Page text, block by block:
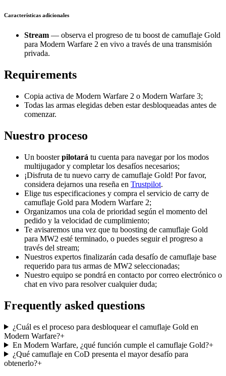
Características adicionales
Stream — observa el progreso de tu boost de camuflaje Gold
para Modern Warfare 2 en vivo a través de una transmisión
privada.
Requirements
Copia activa de Modern Warfare 2 o Modern Warfare 3;
Todas las armas elegidas deben estar desbloqueadas antes de
comenzar.
Nuestro proceso
Un boosterpilotará tu cuenta para navegar por los modos
multijugador y completar los desafíos necesarios;
¡Disfruta de tu nuevo carry de camuflaje Gold! Por favor,
considera dejarnos una reseña en Trustpilot.
Elige tus especificaciones y compra el servicio de carry de
camuflaje Gold para Modern Warfare 2;
Organizamos una cola de prioridad según el momento del
pedido y la velocidad de cumplimiento;
Te avisaremos una vez que tu boosting de camuflaje Gold
para MW2 esté terminado, o puedes seguir el progreso a
través del stream;
Nuestros expertos finalizarán cada desafío de camuflaje base
requerido para tus armas de MW2 seleccionadas;
Nuestro equipo se pondrá en contacto por correo electrónico o
chat en vivo para resolver cualquier duda;
Frequently asked questions
¿Cuál es el proceso para desbloquear el camuflaje Gold en
Modern Warfare?+
En Modern Warfare, ¿qué función cumple el camuflaje Gold?+
¿Qué camuflaje en CoD presenta el mayor desafío para
obtenerlo?+